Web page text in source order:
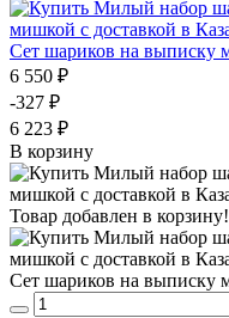
Сет шариков на выписку
6 550 ₽
-327 ₽
6 223 ₽
В корзину
Товар добавлен в корзину!
Сет шариков на выписку